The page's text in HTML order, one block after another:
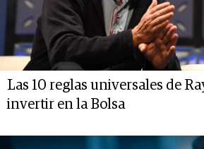
Las 10 reglas universales de
invertir en la Bolsa